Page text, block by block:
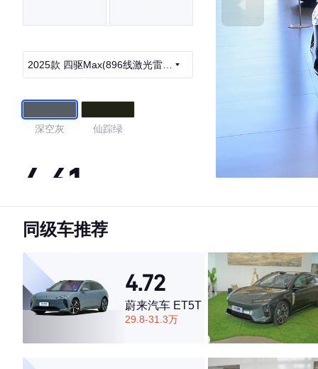
2025款 四驱Max(896线激光雷
深空灰 仙踪绿
4.61
·外观表现一般，低于89%同级车
·空间表现较为优秀，优于73%同级车
同级车推荐
4.72
蔚来汽车 ET5T
29.8-31.3万